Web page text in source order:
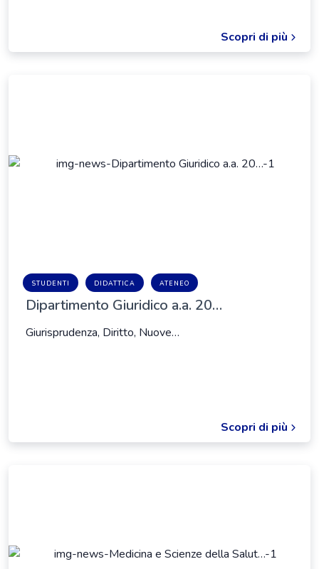
Scopri di più
STUDENTI DIDATTICA ATENEO
Dipartimento Giuridico a.a. 20…
Giurisprudenza, Diritto, Nuove…
Scopri di più